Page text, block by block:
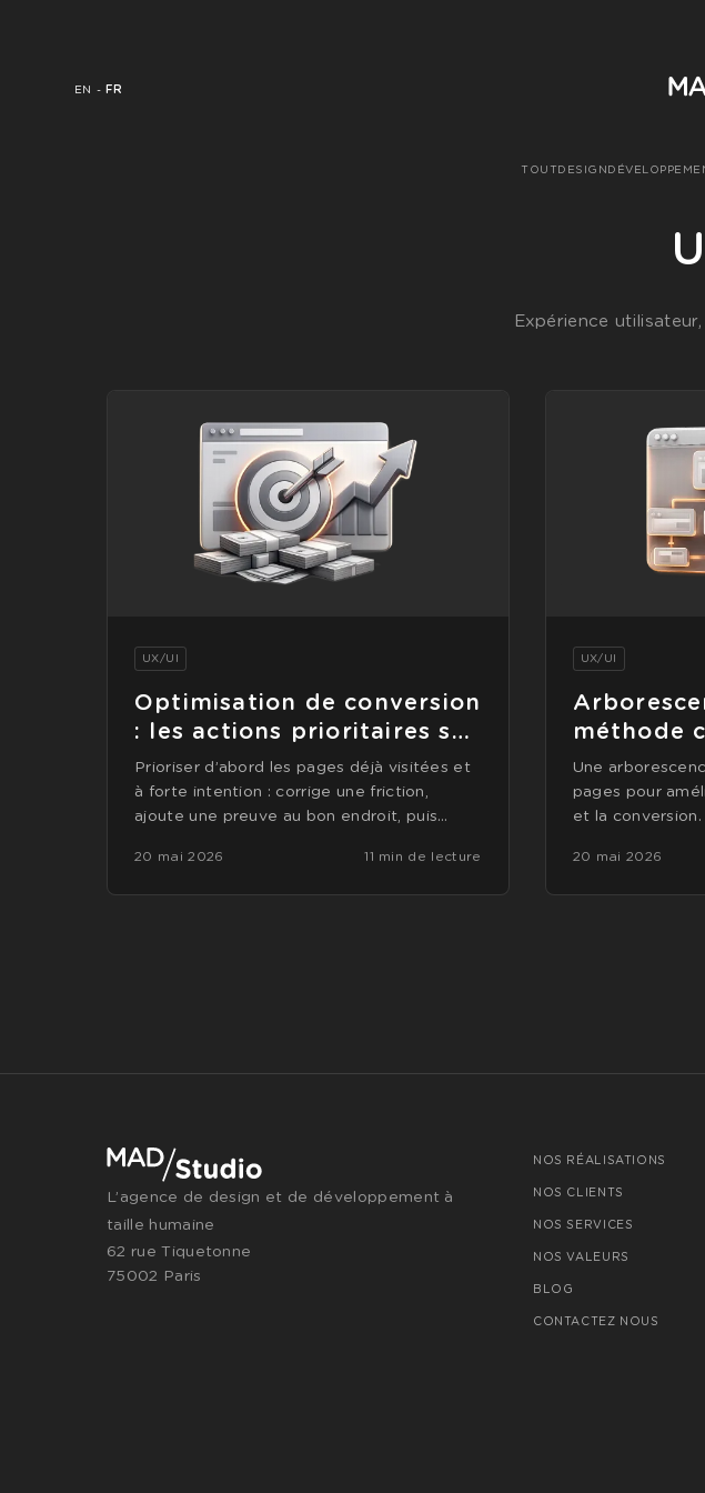
EN - FR
TOUT DESIGN
Expérience
UX/UI
Optimisation de conversion
: les actions prioritaires sur
30 jours
Prioriser d’abord les pages déjà visitées et
à forte intention : corrige une friction,
ajoute une preuve au bon endroit, puis
20 mai 2026 11 min de lecture
UX/UI
méthode
convertir
Une
pages pour
et la conversion.
20 mai 2026
L’agence de design et de développement à
taille humaine
62 rue Tiquetonne
75002 Paris
NOS RÉALISATIONS
NOS CLIENTS
NOS SERVICES
NOS VALEURS
BLOG
CONTACTEZ NOUS